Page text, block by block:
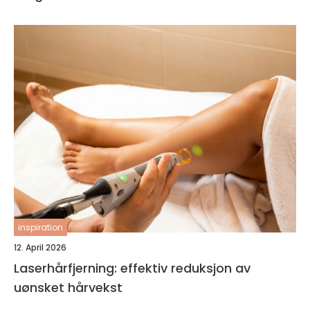
inspiration
12. April 2026
Laserhårfjerning: effektiv reduksjon av
uønsket hårvekst